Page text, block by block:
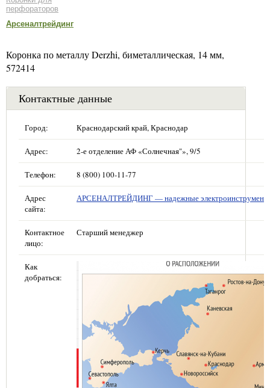
перфораторов
Арсеналтрейдинг
Коронка по металлу Derzhi, биметаллическая, 14 мм,
572414
Контактные данные
Город: Краснодарский край, Краснодар
Адрес: 2-е отделение АФ «Солнечная"», 9/5
Телефон: 8 (800) 100-11-77
Адрес
сайта:
АРСЕНАЛТРЕЙДИНГ — надежные
Контактное
лицо:
Старший менеджер
Как
добраться: